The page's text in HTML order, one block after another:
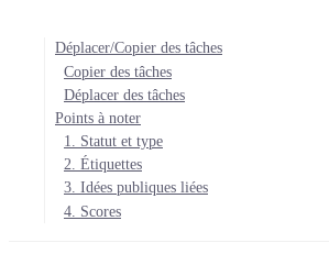
Déplacer/Copier des tâches
Copier des tâches
Déplacer des tâches
Points à noter
1. Statut et type
2. Étiquettes
3. Idées publiques liées
4. Scores